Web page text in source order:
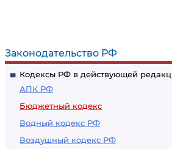
Законодательство РФ
Кодексы РФ в действующей
АПК РФ
Бюджетный кодекс
Водный кодекс РФ
Воздушный кодекс РФ